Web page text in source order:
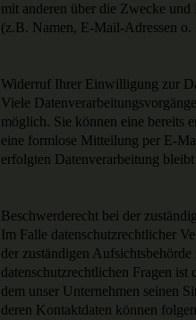
mit anderen über die Zwecke
(z.B. Namen, E-Mail-Adressen o.
Widerruf Ihrer Einwilligung zur
Viele
möglich. Sie können eine bereits
eine formlose Mitteilung per E-
erfolgten Datenverarbeitung
Beschwerderecht bei der
Im Falle datenschutzrechtlicher
der zuständigen
datenschutzrechtlichen Fragen ist
dem unser Unternehmen seinen
deren Kontaktdaten können